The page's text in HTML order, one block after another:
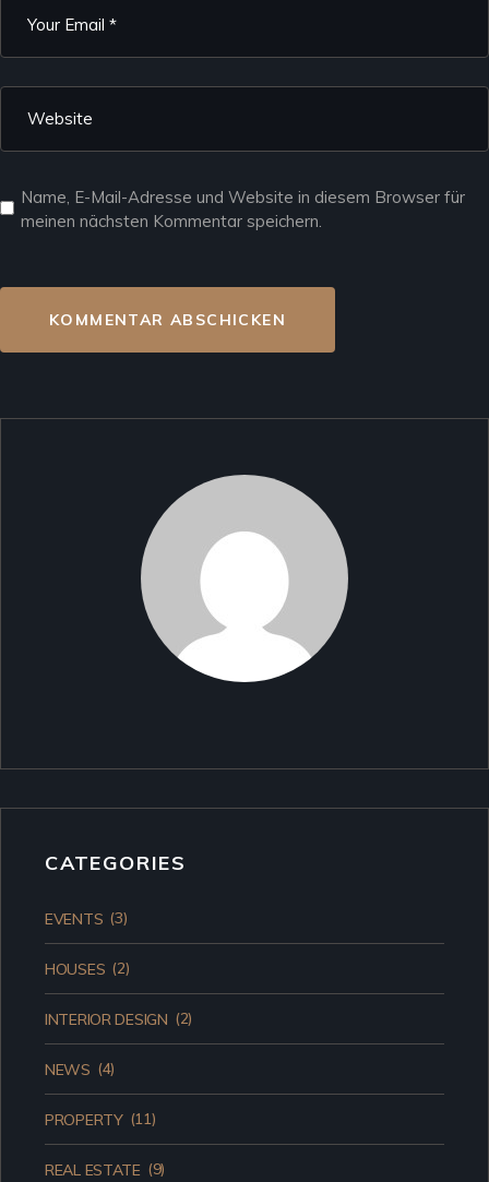
Name, E-Mail-Adresse und Website in diesem Browser für
meinen nächsten Kommentar speichern.
KOMMENTAR ABSCHICKEN
CATEGORIES
EVENTS (3)
HOUSES (2)
INTERIOR DESIGN (2)
NEWS (4)
PROPERTY (11)
REAL ESTATE (9)